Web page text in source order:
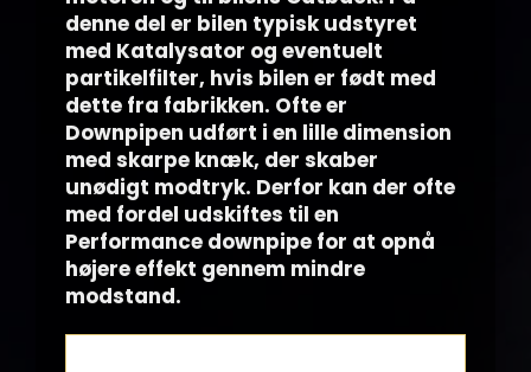
denne del er bilen typisk udstyret
med Katalysator og eventuelt
partikelfilter, hvis bilen er født med
dette fra fabrikken. Ofte er
Downpipen udført i en lille dimension
med skarpe knæk, der skaber
unødigt modtryk. Derfor kan der ofte
med fordel udskiftes til en
Performance downpipe for at opnå
højere effekt gennem mindre
modstand.